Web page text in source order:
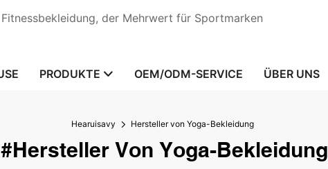
der Mehrwert für Sportmarken
PRODUKTE OEM/ODM-SERVICE ÜBER UNS
Hearuisavy Hersteller von Yoga-Bekleidung
#Hersteller Von Yoga-Bekleidung